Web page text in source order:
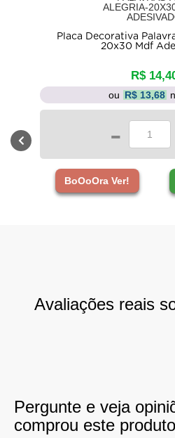
Placa Decorativa
20x30 Mdf
R$
ou R$ 13,68
-
BoOoOra Ver!
Avaliações reais
Pergunte e veja
comprou este produto